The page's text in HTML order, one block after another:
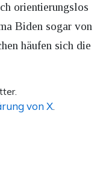
orientierungslos
Biden sogar von
häufen sich die
von X.